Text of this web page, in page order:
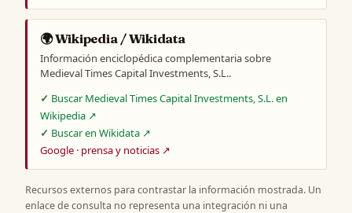
🌍 Wikipedia / Wikidata
Información enciclopédica complementaria sobre
Medieval Times Capital Investments, S.L..
Buscar Medieval Times Capital Investments, S.L. en
Wikipedia ↗
Buscar en Wikidata ↗
Google · prensa y noticias ↗
Recursos externos para contrastar la información mostrada. Un
enlace de consulta no representa una integración ni una